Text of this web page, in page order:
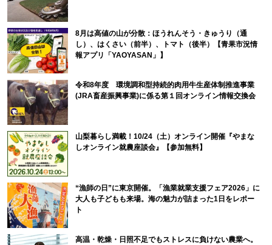
8月は高値の山が分散：ほうれんそう・きゅうり（通
し）、はくさい（前半）、トマト（後半）【青果市況情
報アプリ「YAOYASAN」】
令和8年度 環境調和型持続的肉用牛生産体制推進事業
(JRA畜産振興事業)に係る第１回オンライン情報交換会
山梨暮らし満載！10/24（土）オンライン開催『やまな
しオンライン就農座談会』【参加無料】
“漁師の日”に東京開催。「漁業就業支援フェア2026」に
大人も子どもも来場。海の魅力が詰まった1日をレポー
ト
高温・乾燥・日照不足でもストレスに負けない農業へ。